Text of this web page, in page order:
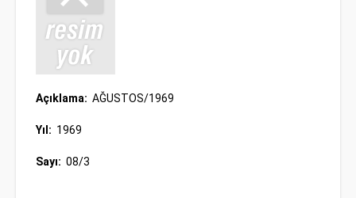
Açıklama: AĞUSTOS/1969
Yıl: 1969
Sayı: 08/3